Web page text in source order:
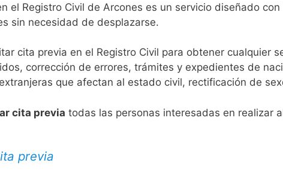
el Registro Civil de Arcones es un servicio diseñado
sin necesidad de desplazarse.​
cita previa en el Registro Civil para obtener cualquier
corrección de errores, trámites y expedientes de
que afectan al estado civil, rectificación de
cita previa todas las personas interesadas en realizar
previa